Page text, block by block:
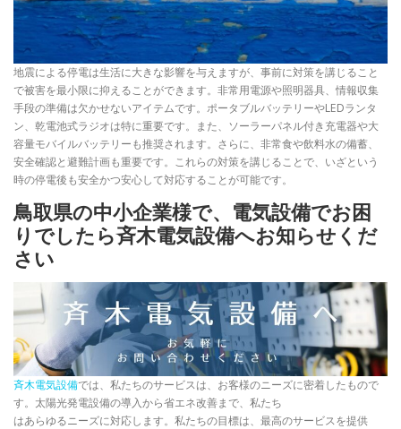
地震による停電は生活に大きな影響を与えますが、事前に対策を講じること
で被害を最小限に抑えることができます。非常用電源や照明器具、情報収集
手段の準備は欠かせないアイテムです。ポータブルバッテリーやLEDランタ
ン、乾電池式ラジオは特に重要です。また、ソーラーパネル付き充電器や大
容量モバイルバッテリーも推奨されます。さらに、非常食や飲料水の備蓄、
安全確認と避難計画も重要です。これらの対策を講じることで、いざという
時の停電後も安全かつ安心して対応することが可能です。
鳥取県の中小企業様で、電気設備でお困
りでしたら斉木電気設備へお知らせくだ
さい
斉木電気設備では、私たちのサービスは、お客様のニーズに密着したもので
す。太陽光発電設備の導入から省エネ改善まで、私たち
はあらゆるニーズに対応します。私たちの目標は、最高のサービスを提供